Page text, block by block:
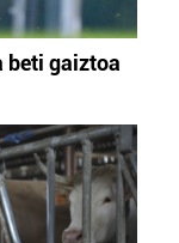
beti gaiztoa